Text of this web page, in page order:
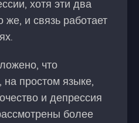
хотя эти два
же, и связь работает
что
простом языке,
и депрессия
более